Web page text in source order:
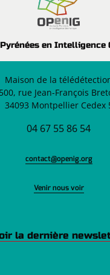
en Intelligence
Maison de la
500, rue Jean-François
34093 Montpellier Cedex
04 67 55 86 54
contact@openig.org
Venir nous voir
la dernière